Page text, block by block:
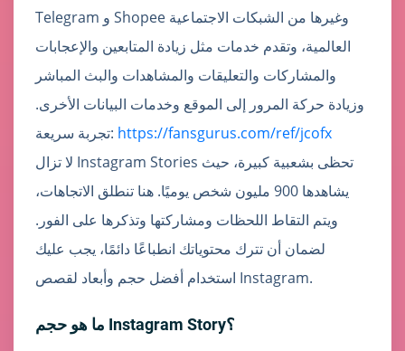
Telegram و Shopee وغيرها من الشبكات الاجتماعية
العالمية، وتقدم خدمات مثل زيادة المتابعين والإعجابات
والمشاركات والتعليقات والمشاهدات والبث المباشر
وزيادة حركة المرور إلى الموقع وخدمات البيانات الأخرى.
تجربة سريعة: https://fansgurus.com/ref/jcofx
لا تزال Instagram Stories تحظى بشعبية كبيرة، حيث
يشاهدها 900 مليون شخص يوميًا. هنا تنطلق الاتجاهات،
ويتم التقاط اللحظات ومشاركتها وتذكرها على الفور.
لضمان أن تترك محتوياتك انطباعًا دائمًا، يجب عليك
استخدام أفضل حجم وأبعاد لقصص Instagram.
ما هو حجم Instagram Story؟